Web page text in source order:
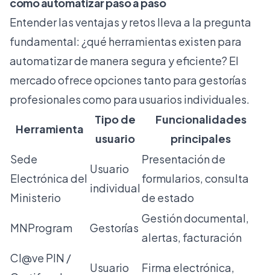
Entender las ventajas y retos lleva a la pregunta
fundamental: ¿qué herramientas existen para
automatizar de manera segura y eficiente? El
mercado ofrece opciones tanto para gestorías
profesionales como para usuarios individuales.
Herramienta
Tipo de
usuario
Funcionalidades
principales
Sede
Electrónica del
Ministerio
Usuario
individual
Presentación de
formularios, consulta
de estado
MNProgram Gestorías
Gestión documental,
alertas, facturación
Cl@ve PIN /
Usuario Firma electrónica,